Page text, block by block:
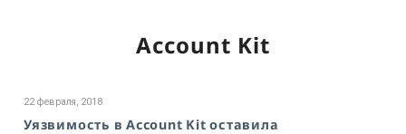
Account Kit
22 февраля, 2018
Уязвимость в Account Kit оставила